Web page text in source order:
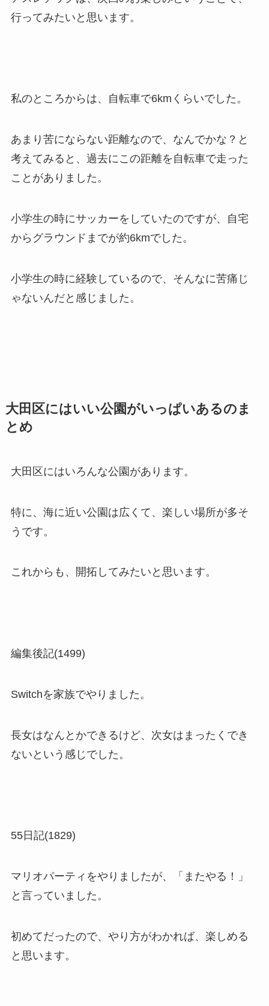
行ってみたいと思います。
私のところからは、自転車で6kmくらいでした。
あまり苦にならない距離なので、なんでかな？と
考えてみると、過去にこの距離を自転車で走った
ことがありました。
小学生の時にサッカーをしていたのですが、自宅
からグラウンドまでが約6kmでした。
小学生の時に経験しているので、そんなに苦痛じ
ゃないんだと感じました。
大田区にはいい公園がいっぱいあるのま
とめ
大田区にはいろんな公園があります。
特に、海に近い公園は広くて、楽しい場所が多そ
うです。
これからも、開拓してみたいと思います。
編集後記(1499)
Switchを家族でやりました。
長女はなんとかできるけど、次女はまったくでき
ないという感じでした。
55日記(1829)
マリオパーティをやりましたが、「またやる！」
と言っていました。
初めてだったので、やり方がわかれば、楽しめる
と思います。